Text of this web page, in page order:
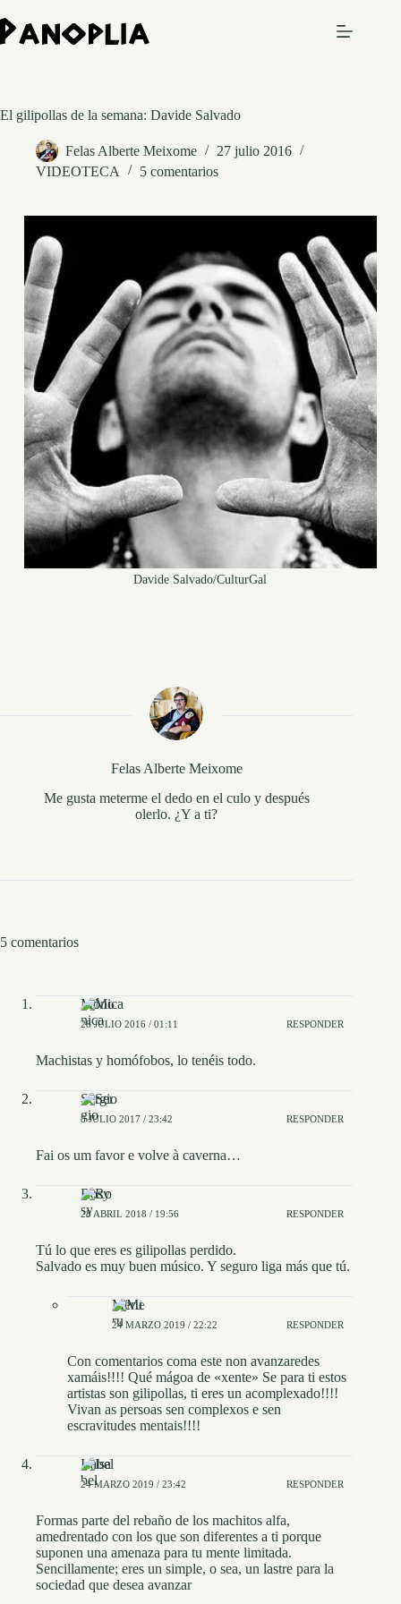
al
contenido
El gilipollas de la semana: Davide Salvado
Felas Alberte Meixome
27 julio 2016
VIDEOTECA
5 comentarios
Davide Salvado/CulturGal
Felas Alberte Meixome
Me gusta meterme el dedo en el culo y después
olerlo. ¿Y a ti?
5 comentarios
Mónica
28 JULIO 2016 / 01:11 RESPONDER
Machistas y homófobos, lo tenéis todo.
Sergio
8 JULIO 2017 / 23:42 RESPONDER
Fai os um favor e volve à caverna…
Rosy
28 ABRIL 2018 / 19:56 RESPONDER
Tú lo que eres es gilipollas perdido.
Salvado es muy buen músico. Y seguro liga más que tú.
Mëru
24 MARZO 2019 / 22:22 RESPONDER
Con comentarios coma este non avanzaredes
xamáis!!!! Qué mágoa de «xente» Se para ti estos
artistas son gilipollas, ti eres un acomplexado!!!!
Vivan as persoas sen complexos e sen
escravitudes mentais!!!!
Isabel
24 MARZO 2019 / 23:42 RESPONDER
Formas parte del rebaño de los machitos alfa,
amedrentado con los que son diferentes a ti porque
suponen una amenaza para tu mente limitada.
Sencillamente; eres un simple, o sea, un lastre para la
sociedad que desea avanzar